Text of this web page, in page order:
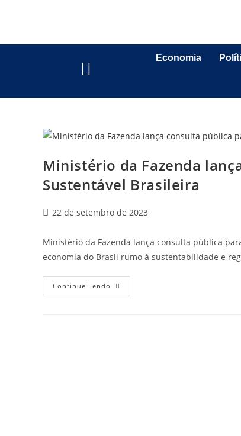
Economia
Ministério da Fazenda
Sustentável Brasileira
22 de setembro de 2023
Ministério da Fazenda lança consulta pública
economia do Brasil rumo à sustentabilidade e
Continue Lendo